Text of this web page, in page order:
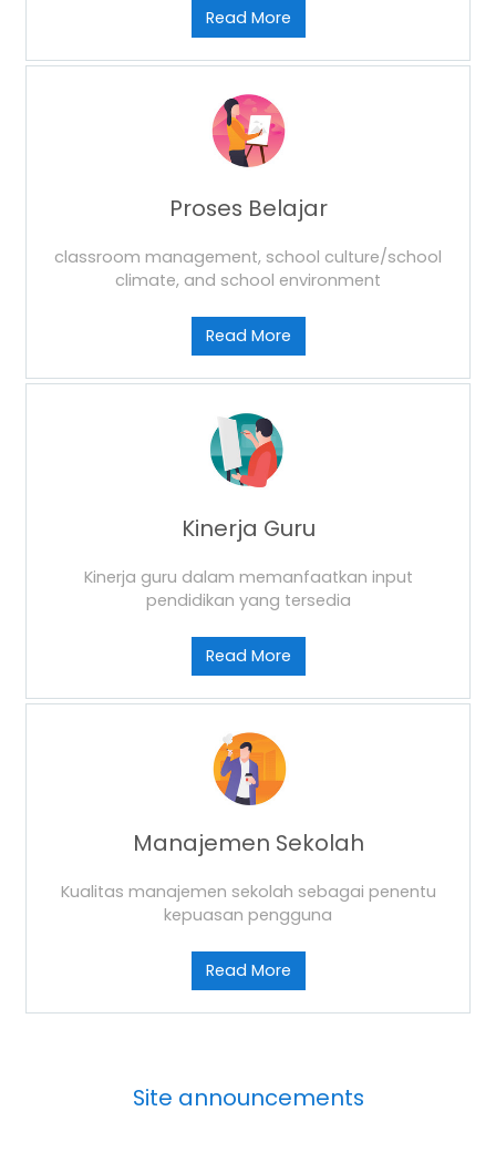
Read More
Proses Belajar
classroom management, school culture/school
climate, and school environment
Read More
Kinerja Guru
Kinerja guru dalam memanfaatkan input
pendidikan yang tersedia
Read More
Manajemen Sekolah
Kualitas manajemen sekolah sebagai penentu
kepuasan pengguna
Read More
Site announcements